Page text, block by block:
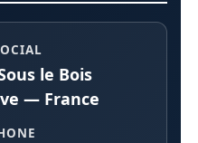
le Bois
— France